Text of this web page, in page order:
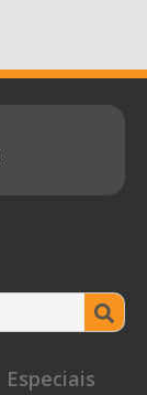
Especiais